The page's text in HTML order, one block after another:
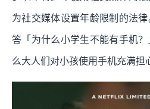
为社交媒体设置年龄限制的法
答「为什么小学生不能有手机
么大人们对小孩使用手机充满担